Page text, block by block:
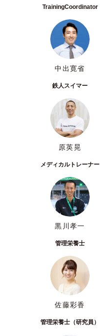
TrainingCoordinator
中出寛省
鉄人スイマー
原英晃
メディカルトレーナー
黒川孝一
管理栄養士
佐藤彩香
管理栄養士（研究員）